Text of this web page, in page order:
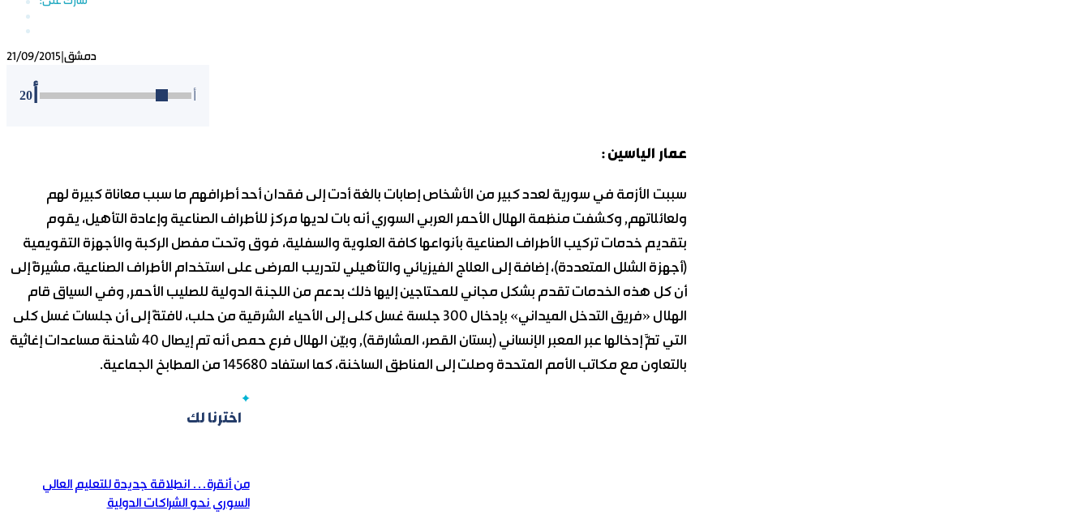
21/09/2015 دمشق
20
عمار الياسين :
سببت الأزمة في سورية لعدد كبير من الأشخاص إصابات بالغة أدت إلى فقدان أحد أطرافهم ما سبب معاناة كبيرة لهم
ولعائلاتهم, وكشفت منظمة الهلال الأحمر العربي السوري أنه بات لديها مركز للأطراف الصناعية وإعادة التأهيل، يقوم
بتقديم خدمات تركيب ‏الأطراف الصناعية بأنواعها كافة العلوية والسفلية، فوق وتحت مفصل الركبة والأجهزة التقويمية
(أجهزة الشلل المتعددة)، إضافة إلى العلاج الفيزيائي والتأهيلي لتدريب المرضى على استخدام الأطراف الصناعية، مشيرةً إلى
أن كل هذه الخدمات تقدم بشكل مجاني للمحتاجين إليها ذلك بدعم من ‏اللجنة الدولية للصليب الأحمر, وفي السياق قام
الهلال «فريق التدخل الميداني» بإدخال 300 جلسة غسل كلى إلى الأحياء الشرقية من حلب، لافتةً إلى أن جلسات غسل كلى
التي تمَّ إدخالها عبر المعبر الإنساني (بستان القصر، المشارقة), وبيّن الهلال فرع حمص أنه تم إيصال 40 شاحنة مساعدات إغاثية
بالتعاون مع مكاتب ‏الأمم المتحدة وصلت إلى المناطق الساخنة، كما استفاد 145680 من المطابخ الجماعية.
اخترنا لك
من أنقرة… انطلاقة جديدة للتعليم العالي
السوري نحو الشراكات الدولية